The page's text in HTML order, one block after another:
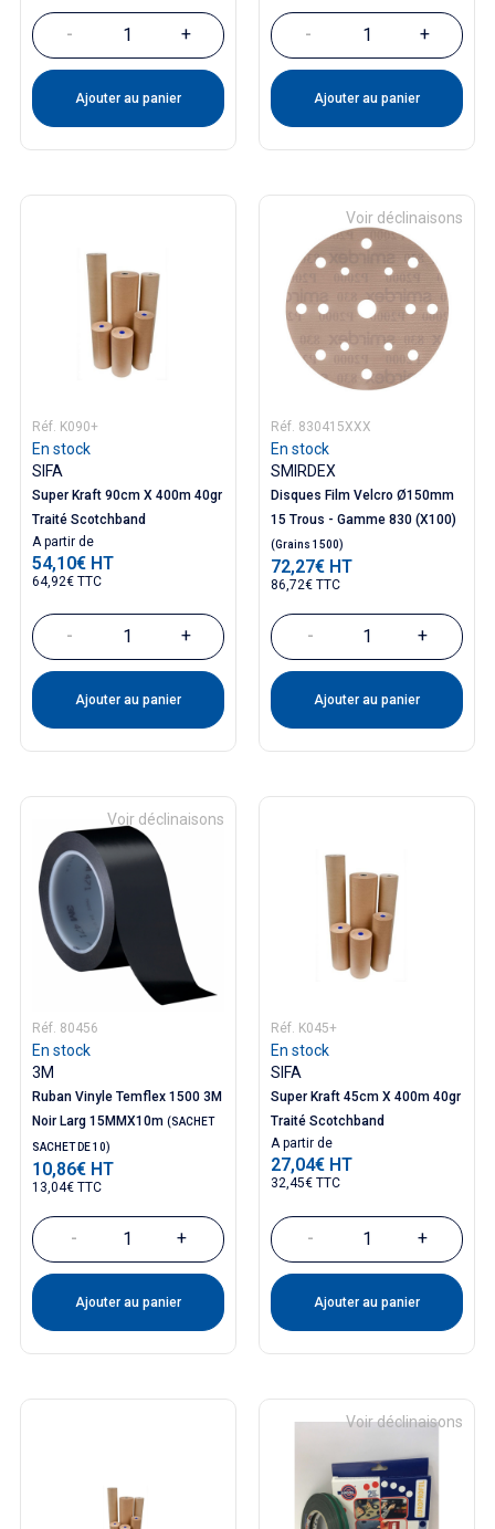
- +
Ajouter au panier
- +
Ajouter au panier
Réf. K090+
En stock
SIFA
Super Kraft 90cm X 400m 40gr
Traité Scotchband
Prix
A partir de
54,10€ HT
64,92€ TTC
- +
Ajouter au panier
Voir déclinaisons
Réf. 830415XXX
En stock
SMIRDEX
Disques Film Velcro Ø150mm
15 Trous - Gamme 830 (x100)
(Grains 1500)
Prix
72,27€ HT
86,72€ TTC
- +
Ajouter au panier
Voir déclinaisons
Réf. 80456
En stock
3M
Ruban Vinyle Temflex 1500 3M
Noir Larg 15MMX10m (SACHET
SACHET DE 10)
Prix
10,86€ HT
13,04€ TTC
- +
Ajouter au panier
Réf. K045+
En stock
SIFA
Super Kraft 45cm X 400m 40gr
Traité Scotchband
Prix
A partir de
27,04€ HT
32,45€ TTC
- +
Ajouter au panier
Voir déclinaisons